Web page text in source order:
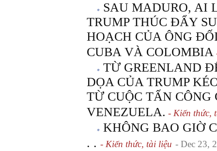
SAU MADURO, AI
TRUMP THÚC ĐẨY
HOẠCH CỦA ÔNG
CUBA VÀ COLOMBIA
TỪ GREENLAND
DỌA CỦA TRUMP
TỪ CUỘC TẤN CÔNG
VENEZUELA. - Kiến thức,
KHÔNG BAO GIỜ
. . - Kiến thức, tài liệu - Dec 23,